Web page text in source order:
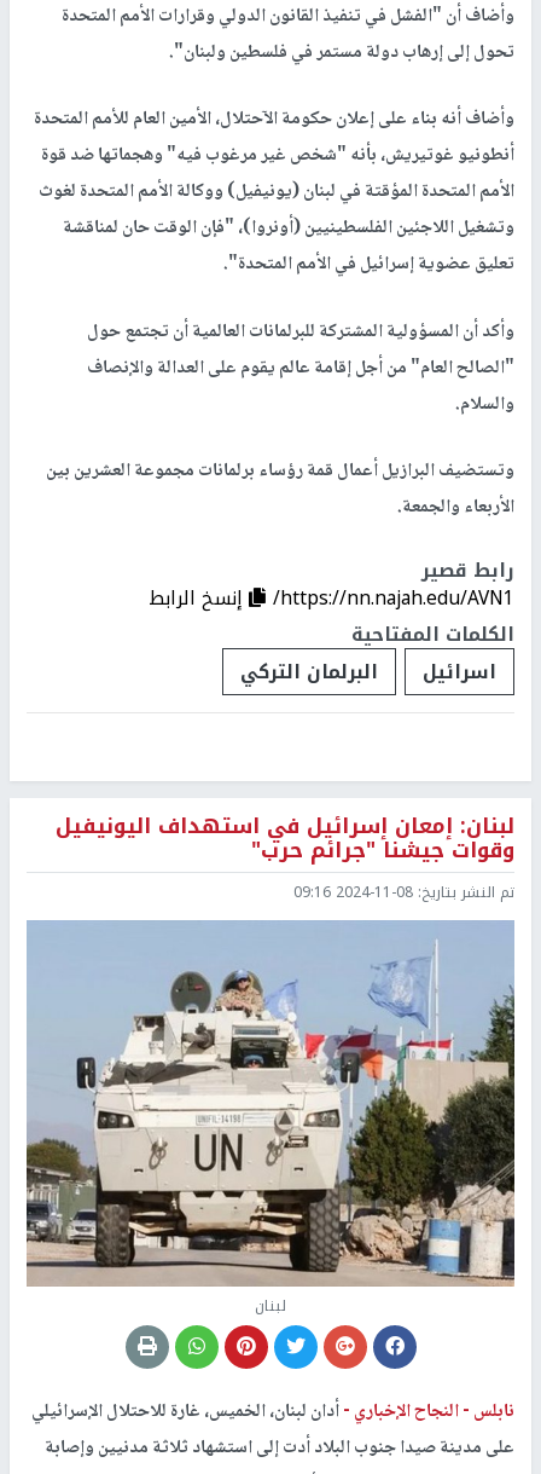
وأضاف أن "الفشل في تنفيذ القانون الدولي وقرارات الأمم المتحدة
تحول إلى إرهاب دولة مستمر في فلسطين ولبنان".
وأضاف أنه بناء على إعلان حكومة الآحتلال، الأمين العام للأمم المتحدة
أنطونيو غوتيريش، بأنه "شخص غير مرغوب فيه" وهجماتها ضد قوة
الأمم المتحدة المؤقتة في لبنان (يونيفيل) ووكالة الأمم المتحدة لغوث
وتشغيل اللاجئين الفلسطينيين (أونروا)، "فإن الوقت حان لمناقشة
تعليق عضوية إسرائيل في الأمم المتحدة".
وأكد أن المسؤولية المشتركة للبرلمانات العالمية أن تجتمع حول
"الصالح العام" من أجل إقامة عالم يقوم على العدالة والإنصاف
والسلام.
وتستضيف البرازيل أعمال قمة رؤساء برلمانات مجموعة العشرين بين
الأربعاء والجمعة.
رابط قصير
https://nn.najah.edu/AVN1/
إنسخ الرابط
الكلمات المفتاحية
اسرائيل
البرلمان التركي
لبنان: إمعان إسرائيل في استهداف اليونيفيل
وقوات جيشنا "جرائم حرب"
تم النشر بتاريخ: 2024-11-08 09:16
لبنان
نابلس -النجاح الإخباري -أدان لبنان، الخميس، غارة للاحتلال الإسرائيلي
على مدينة صيدا جنوب البلاد أدت إلى استشهاد ثلاثة مدنيين وإصابة